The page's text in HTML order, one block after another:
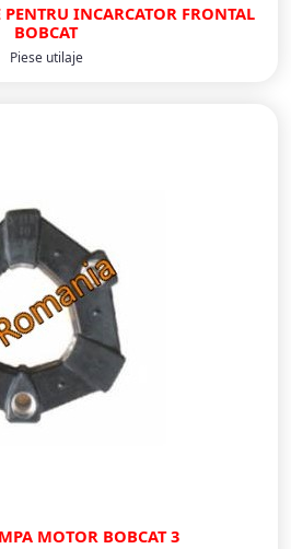
INCARCATOR FRONTAL
BOBCAT
Piese utilaje
MOTOR BOBCAT 3